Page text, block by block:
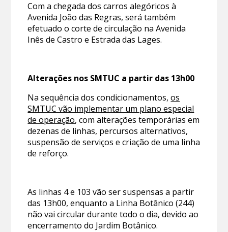
Com a chegada dos carros alegóricos à
Avenida João das Regras, será também
efetuado o corte de circulação na Avenida
Inês de Castro e Estrada das Lages.
Alterações nos SMTUC a partir das 13h00
Na sequência dos condicionamentos,os
SMTUC vão implementar um plano especial
de operação, com alterações temporárias em
dezenas de linhas, percursos alternativos,
suspensão de serviços e criação de uma linha
de reforço.
As linhas 4 e 103 vão ser suspensas a partir
das 13h00, enquanto a Linha Botânico (244)
não vai circular durante todo o dia, devido ao
encerramento do Jardim Botânico.